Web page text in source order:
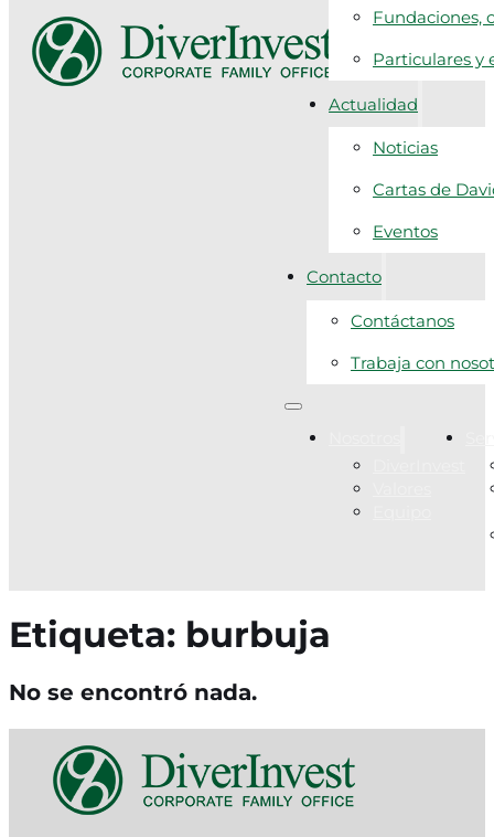
Fundaciones,
Particulares y
Actualidad
Noticias
Cartas de
Eventos
Contacto
Contáctanos
Trabaja con
Etiqueta: burbuja
No se encontró nada.